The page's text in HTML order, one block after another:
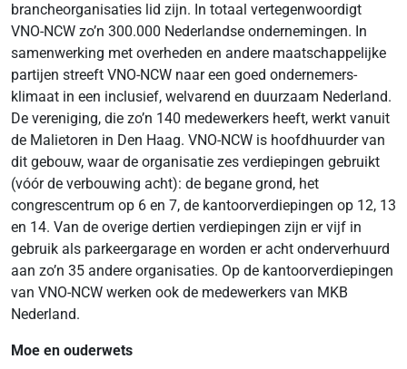
brancheorganisaties lid zijn. In totaal vertegenwoordigt
VNO-NCW zo’n 300.000 Nederlandse ondernemingen. In
samenwerking met overheden en andere maatschappelijke
partijen streeft VNO-NCW naar een goed ondernemers­
klimaat in een inclusief, welvarend en duurzaam Nederland.
De vereniging, die zo’n 140 medewerkers heeft, werkt vanuit
de Malietoren in Den Haag. VNO-NCW is hoofdhuurder van
dit gebouw, waar de organisatie zes verdiepingen gebruikt
(vóór de verbouwing acht): de begane grond, het
congrescentrum op 6 en 7, de kantoor­verdiepingen op 12, 13
en 14. Van de overige dertien verdiepingen zijn er vijf in
gebruik als parkeergarage en worden er acht onderverhuurd
aan zo’n 35 andere organisaties. Op de kantoorverdiepingen
van VNO-NCW werken ook de medewerkers van MKB
Nederland.
Moe en ouderwets